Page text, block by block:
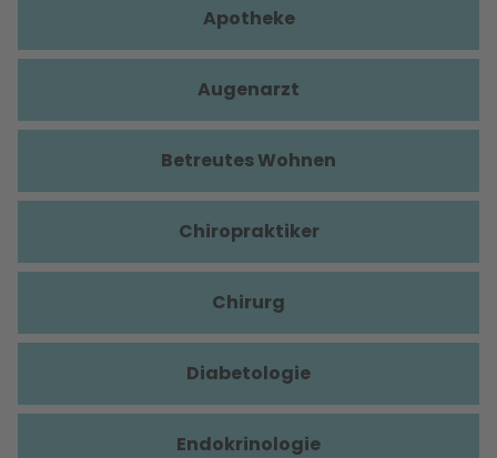
Apotheke
Augenarzt
Betreutes Wohnen
Chiropraktiker
Chirurg
Diabetologie
Endokrinologie